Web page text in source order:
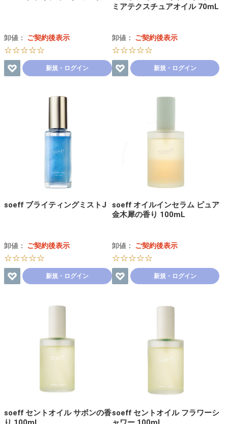
卸値： ご契約後表示
☆☆☆☆☆
新規・ログイン
ミアテクスチュアオイル 70mL
卸値： ご契約後表示
☆☆☆☆☆
新規・ログイン
soeff ブライティングミストJ
卸値： ご契約後表示
☆☆☆☆☆
新規・ログイン
soeff オイルインセラム ピュア
金木犀の香り 100mL
卸値： ご契約後表示
☆☆☆☆☆
新規・ログイン
soeff セントオイル サボンの香soeff セントオイル フラワーシ